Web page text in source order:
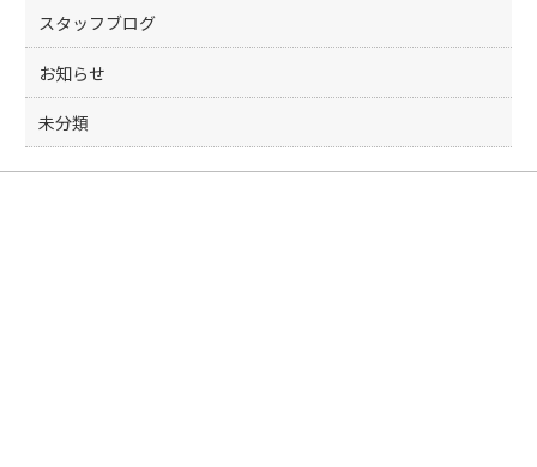
スタッフブログ
お知らせ
未分類